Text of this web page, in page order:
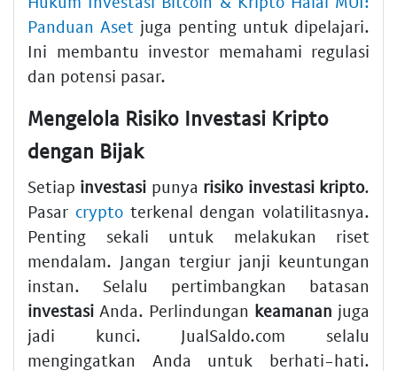
Panduan Aset juga penting untuk dipelajari.
Ini membantu investor memahami regulasi
dan potensi pasar.
Mengelola Risiko Investasi Kripto
dengan Bijak
Setiap investasi punya risiko investasi kripto.
Pasar cryptoterkenal dengan volatilitasnya.
Penting sekali untuk melakukan riset
mendalam. Jangan tergiur janji keuntungan
instan. Selalu pertimbangkan batasan
investasi Anda. Perlindungan keamanan juga
jadi kunci. JualSaldo.com selalu
mengingatkan Anda untuk berhati-hati.